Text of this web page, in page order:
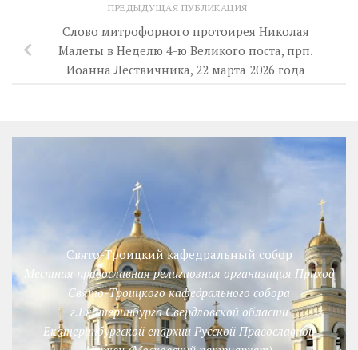
ПРЕДЫДУЩАЯ ПУБЛИКАЦИЯ
Слово митрофорного протоирея Николая
Малеты в Неделю 4-ю Великого поста, прп.
Иоанна Лествичника, 22 марта 2026 года
Свято-Троицкий кафедральный собор
Местная православная религиозная организация Приход
Свято-Троицкого кафедрального собора
г.Екатеринбурга Свердловской области
Екатеринбургской епархии Русской Православной